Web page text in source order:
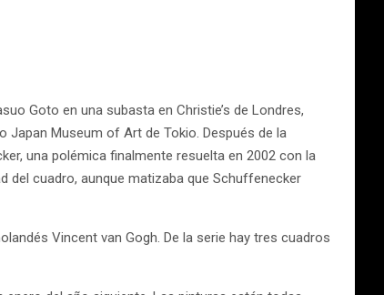
Goto en una subasta en Christie’s de Londres,
Japan Museum of Art de Tokio. Después de la
una polémica finalmente resuelta en 2002 con la
del cuadro, aunque matizaba que Schuffenecker
Vincent van Gogh. De la serie hay tres cuadros